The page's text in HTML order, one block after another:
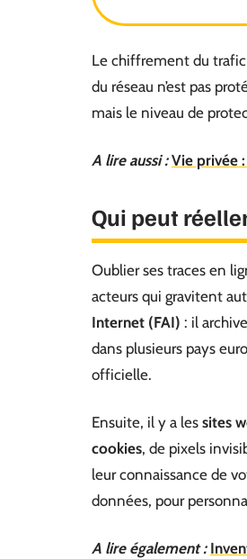
Le chiffrement du
du réseau n’est pas
mais le niveau de
A lire aussi : Vie privée
Qui peut
Oublier ses traces en
acteurs qui gravitent
Internet (FAI) : il
dans plusieurs pays
officielle.
Ensuite, il y a les sites
cookies, de pixels
leur connaissance de
données, pour
A lire également :